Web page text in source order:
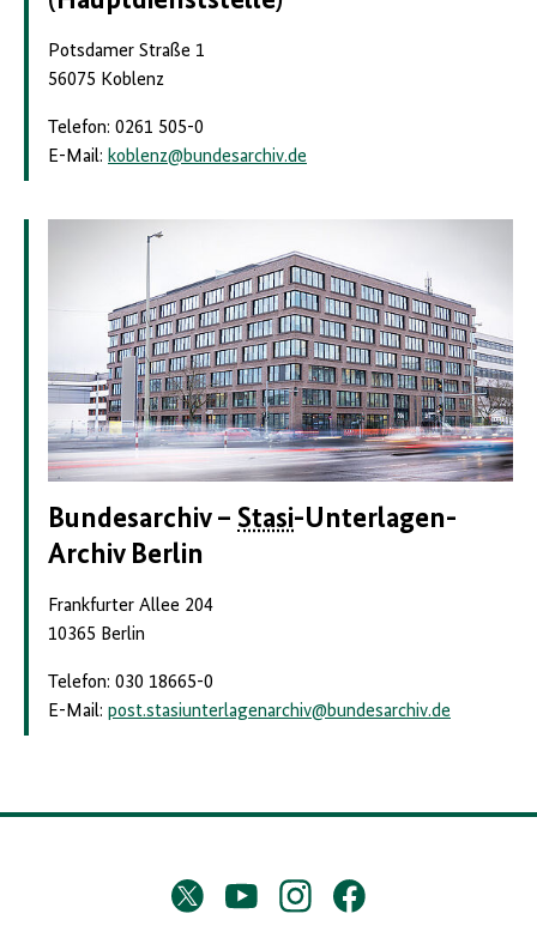
Potsdamer Straße 1
56075 Koblenz
Telefon: 0261 505-0
E-Mail: koblenz@bundesarchiv.de
Bundesarchiv – Stasi-Unterlagen-
Archiv Berlin
Frankfurter Allee 204
10365 Berlin
Telefon: 030 18665-0
E-Mail: post.stasiunterlagenarchiv@bundesarchiv.de
D
Twitter
X
YouTubeInstagramFacebook